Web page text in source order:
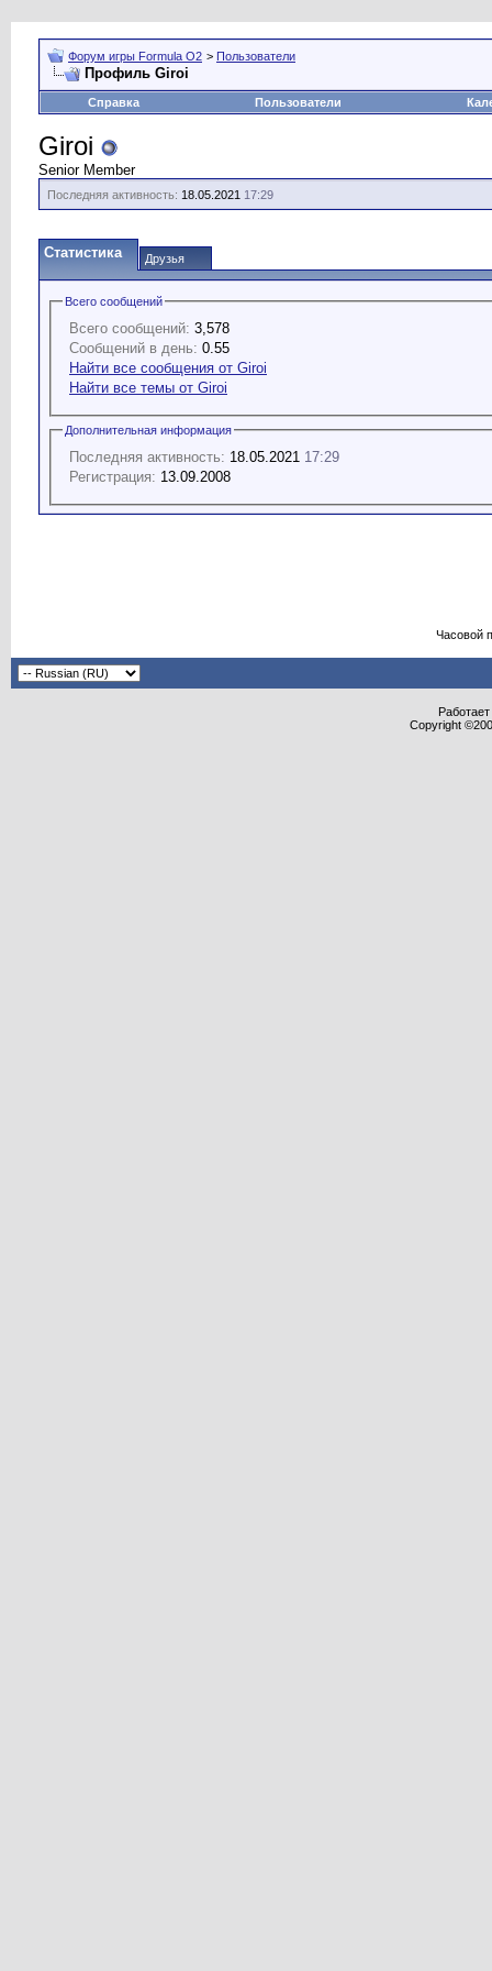
Форум игры Formula O2 > Пользователи
Профиль Giroi
Справка Пользователи
Giroi
Senior Member
Последняя активность: 18.05.2021 17:29
Статистика Друзья
Всего сообщений
Всего сообщений: 3,578
Сообщений в день: 0.55
Найти все сообщения от Giroi
Найти все темы от Giroi
Дополнительная информация
Последняя активность: 18.05.2021 17:29
Регистрация: 13.09.2008
Часовой
Copyright